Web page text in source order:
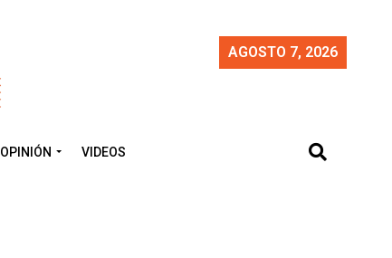
AGOSTO 7, 2026
OPINIÓN VIDEOS